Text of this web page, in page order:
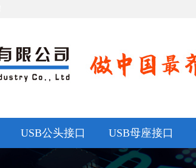
USB公头接口 USB母座接口